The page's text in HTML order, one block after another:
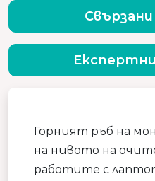
Горният ръб на
на нивото на
работите с